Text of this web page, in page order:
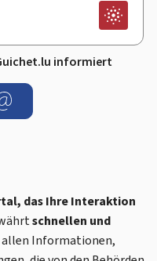
informiert
das Ihre Interaktion
schnellen und
allen Informationen,